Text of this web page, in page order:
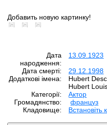
Добавить новую картинку!
Дата
народження:
13.09.1923
Дата смерті:
29.12.1998
Додаткові імена:
Hubert
Hubert
Категорії:
Aктор
Громадянство:
француз
Кладовище:
Встановіть